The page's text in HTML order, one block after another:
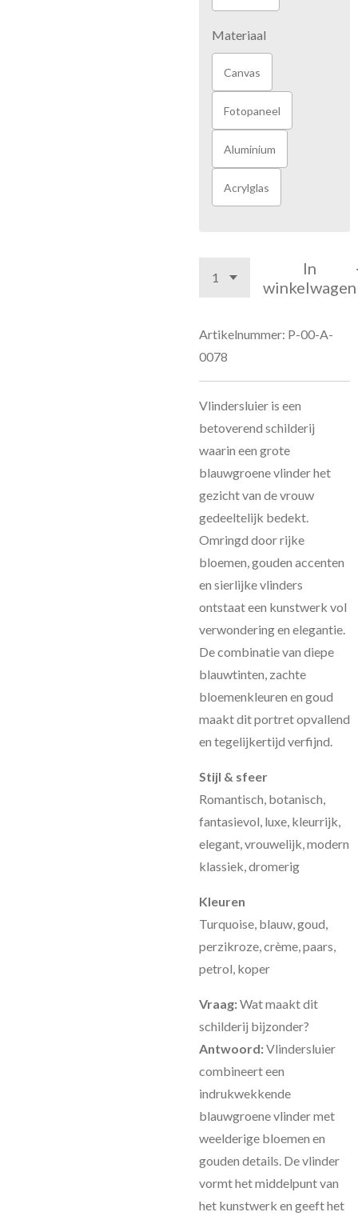
Materiaal
Canvas
Fotopaneel
Aluminium
Acrylglas
In
winkelwagen
Artikelnummer: P-00-A-
0078
Vlindersluier is een
betoverend schilderij
waarin een grote
blauwgroene vlinder het
gezicht van de vrouw
gedeeltelijk bedekt.
Omringd door rijke
bloemen, gouden accenten
en sierlijke vlinders
ontstaat een kunstwerk vol
verwondering en elegantie.
De combinatie van diepe
blauwtinten, zachte
bloemenkleuren en goud
maakt dit portret opvallend
en tegelijkertijd verfijnd.
Stijl & sfeer
Romantisch, botanisch,
fantasievol, luxe, kleurrijk,
elegant, vrouwelijk, modern
klassiek, dromerig
Kleuren
Turquoise, blauw, goud,
perzikroze, crème, paars,
petrol, koper
Vraag:Wat maakt dit
schilderij bijzonder?
Antwoord:Vlindersluier
combineert een
indrukwekkende
blauwgroene vlinder met
weelderige bloemen en
gouden details. De vlinder
vormt het middelpunt van
het kunstwerk en geeft het